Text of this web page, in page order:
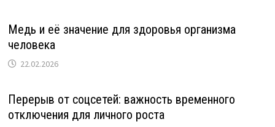
Медь и её значение для здоровья организма
человека
22.02.2026
Перерыв от соцсетей: важность временного
отключения для личного роста